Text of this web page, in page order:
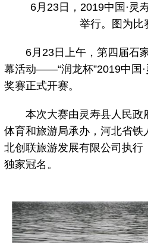
6月23日，2019中国·灵
举行。图为比
6月23日上午，第四届石家
幕活动——“润龙杯”2019中国
奖赛正式开赛。
本次大赛由灵寿县人民政
体育和旅游局承办，河北省
北创联旅游发展有限公司执行
独家冠名。